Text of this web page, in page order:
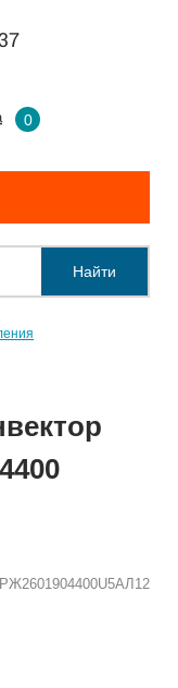
0
Найти